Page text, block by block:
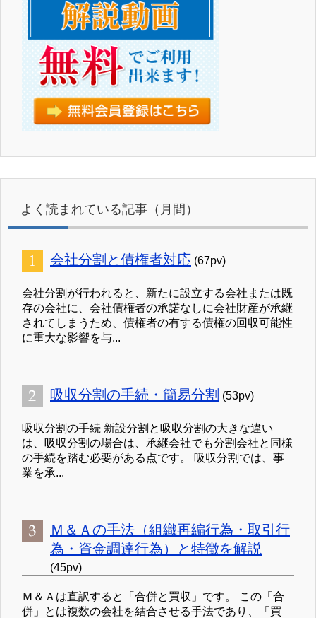
よく読まれている記事（月間）
会社分割と債権者対応 (67pv)
会社分割が行われると、新たに設立する会社または既
存の会社に、会社債権者の承諾なしに会社財産が承継
されてしまうため、債権者の有する債権の回収可能性
に重大な影響を与...
吸収分割の手続・簡易分割 (53pv)
吸収分割の手続 新設分割と吸収分割の大きな違い
は、吸収分割の場合は、承継会社でも分割会社と同様
の手続を踏む必要がある点です。 吸収分割では、事
業を承...
Ｍ＆Ａの手法（組織再編行為・取引行
為・資金調達行為）と特徴を解説
(45pv)
Ｍ＆Ａは直訳すると「合併と買収」です。 この「合
併」とは複数の会社を結合させる手法であり、「買